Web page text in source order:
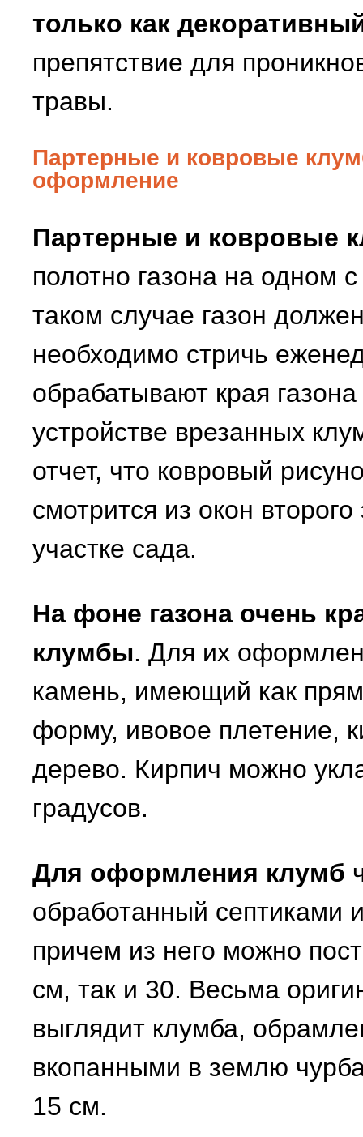
только как
препятствие для
травы.
Партерные и ковровые
оформление
Партерные и ковровые
полотно газона на одном
таком случае газон
необходимо стричь
обрабатывают края
устройстве врезанных
отчет, что ковровый
смотрится из окон
участке сада.
На фоне газона очень
клумбы. Для их
камень, имеющий как
форму, ивовое плетение,
дерево. Кирпич можно
градусов.
Для оформления клумб
обработанный септиками
причем из него можно
см, так и 30. Весьма
выглядит клумба,
вкопанными в землю
15 см.